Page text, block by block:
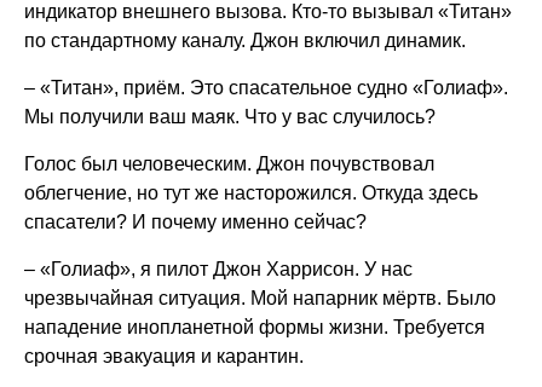
индикатор внешнего вызова. Кто-то вызывал «Титан»
по стандартному каналу. Джон включил динамик.
– «Титан», приём. Это спасательное судно «Голиаф».
Мы получили ваш маяк. Что у вас случилось?
Голос был человеческим. Джон почувствовал
облегчение, но тут же насторожился. Откуда здесь
спасатели? И почему именно сейчас?
– «Голиаф», я пилот Джон Харрисон. У нас
чрезвычайная ситуация. Мой напарник мёртв. Было
нападение инопланетной формы жизни. Требуется
срочная эвакуация и карантин.